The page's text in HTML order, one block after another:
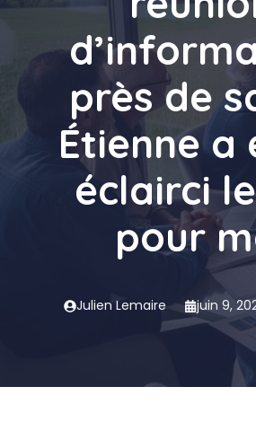
près de
Étienne a
éclairci
pour
Julien Lemaire juin 9,